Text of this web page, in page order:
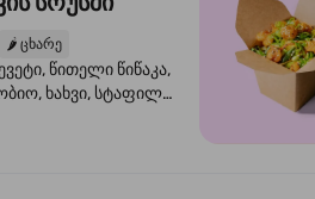
🌶️ ცხარე
წითელი წიწაკა,
ხახვი, სტაფილო,
ნიორი